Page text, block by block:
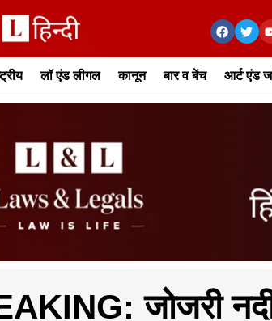
लॉ एंड लीगल कानून बार व बेंच आर्ट एंड
जोजरी